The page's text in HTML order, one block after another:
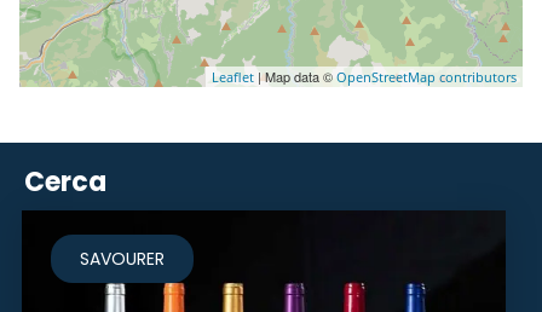
Leaflet | Map data © OpenStreetMap contributors
Cerca
SAVOURER